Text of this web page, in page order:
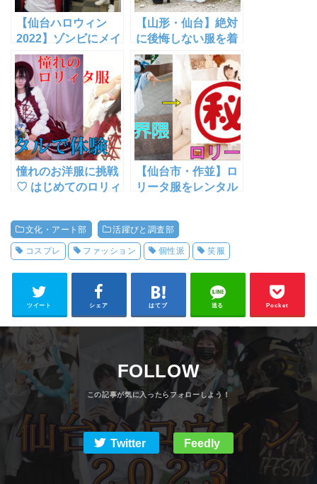
【仙台ハロウィン
2022】ゾンビにメイ
ド、大きなアーニャ
も！？ハロウィン仮
装ストリートスナッ
プ
【山形・仙台】絶対
に後悔しない服を着
たい! 着物コーデと
スチームパンクを着
こなす・あさみ【イ
ンタビュー】
憧れのお洋服に挑戦
♡ はじめてのロリィ
用体験！たえぬた
そ・OneEarth【閉
業】にて【仙台市・
【仙台市・作並】ロ
リータ服をレンタル
しの夢が叶った！も
ちネキ・
OneEarth【閉業】
文化・アート部 活躍びと調査部
コスプレ ファッション 個性派 笑服
ツイート シェア はてブ 送る Pocket
FOLLOW
Twitter Feedly